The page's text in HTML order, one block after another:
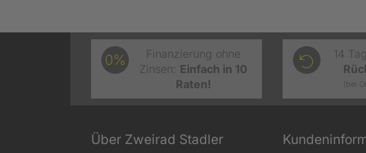
0%
Finanzierung ohne
Zinsen: Einfach in 10
Raten!
14
(bei
Über Zweirad Stadler